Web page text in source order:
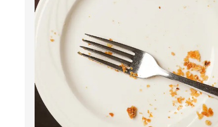
Tältä sivulta löydät Vestian
mahdolliset poikkeukset
tapahtumat.